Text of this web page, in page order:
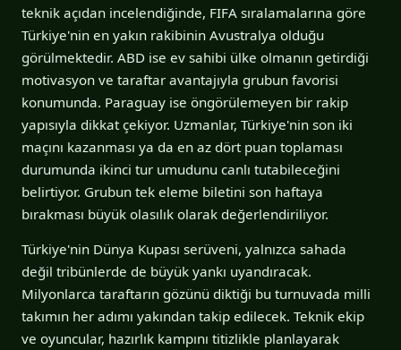
teknik açıdan incelendiğinde, FIFA sıralamalarına göre
Türkiye'nin en yakın rakibinin Avustralya olduğu
görülmektedir. ABD ise ev sahibi ülke olmanın getirdiği
motivasyon ve taraftar avantajıyla grubun favorisi
konumunda. Paraguay ise öngörülemeyen bir rakip
yapısıyla dikkat çekiyor. Uzmanlar, Türkiye'nin son iki
maçını kazanması ya da en az dört puan toplaması
durumunda ikinci tur umudunu canlı tutabileceğini
belirtiyor. Grubun tek eleme biletini son haftaya
bırakması büyük olasılık olarak değerlendiriliyor.
Türkiye'nin Dünya Kupası serüveni, yalnızca sahada
değil tribünlerde de büyük yankı uyandıracak.
Milyonlarca taraftarın gözünü diktiği bu turnuvada milli
takımın her adımı yakından takip edilecek. Teknik ekip
ve oyuncular, hazırlık kampını titizlikle planlayarak